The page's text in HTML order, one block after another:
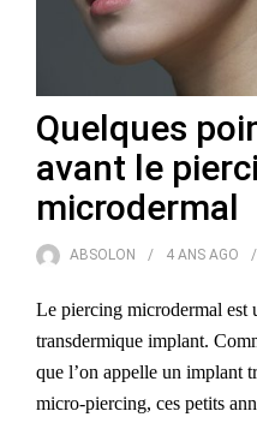
Quelques
avant le
microdermal
ABSOLON 4 ANS AGO
Le piercing microdermal est
transdermique implant.
que l’on appelle un implant
micro-piercing, ces petits